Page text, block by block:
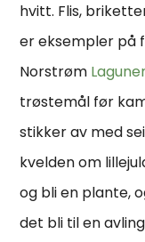
hvitt. Flis,
er eksempler på
Norstrøm
trøstemål før
stikker av med
kvelden om
og bli en plante,
det bli til en